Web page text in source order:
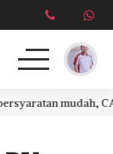
mudah,